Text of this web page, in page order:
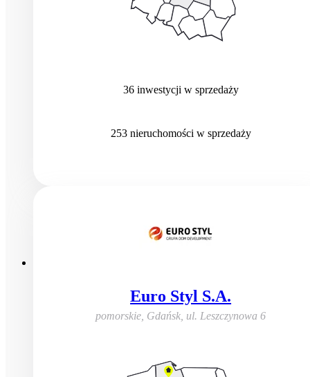
36 inwestycji w sprzedaży
253 nieruchomości w sprzedaży
Euro Styl S.A.
pomorskie, Gdańsk ul. Leszczynowa 6